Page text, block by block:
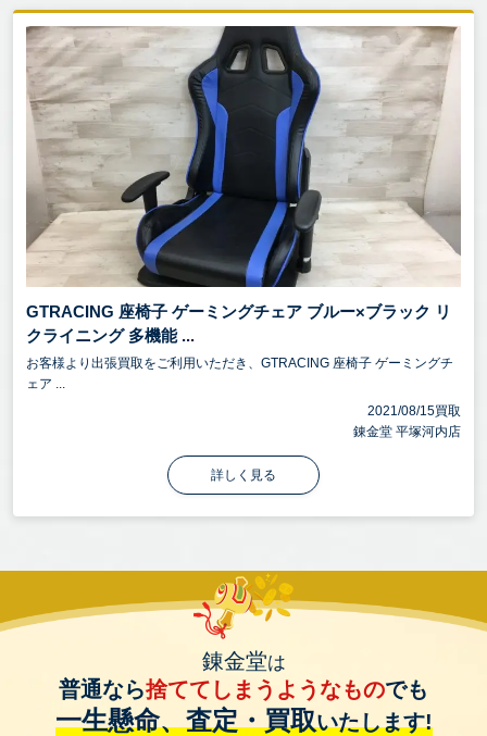
GTRACING 座椅子 ゲーミングチェア ブルー×ブラック リ
クライニング 多機能 ...
お客様より出張買取をご利用いただき、GTRACING 座椅子 ゲーミングチ
ェア ...
2021/08/15買取
錬金堂 平塚河内店
詳しく見る
錬金堂は
普通なら捨ててしまうようなものでも
一生懸命、査定・買取いたします!